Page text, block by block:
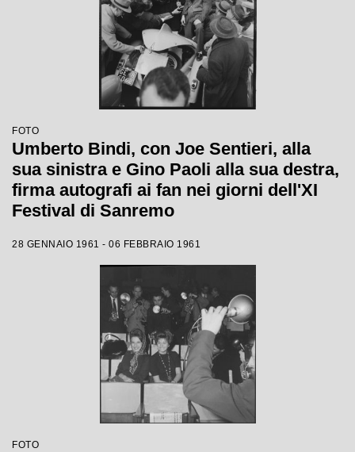
FOTO
Umberto Bindi, con Joe Sentieri, alla
sua sinistra e Gino Paoli alla sua destra,
firma autografi ai fan nei giorni dell'XI
Festival di Sanremo
28 GENNAIO 1961 - 06 FEBBRAIO 1961
FOTO